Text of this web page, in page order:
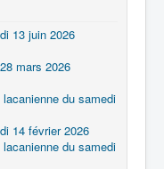
13 juin 2026
mars 2026
du samedi
14 février 2026
du samedi